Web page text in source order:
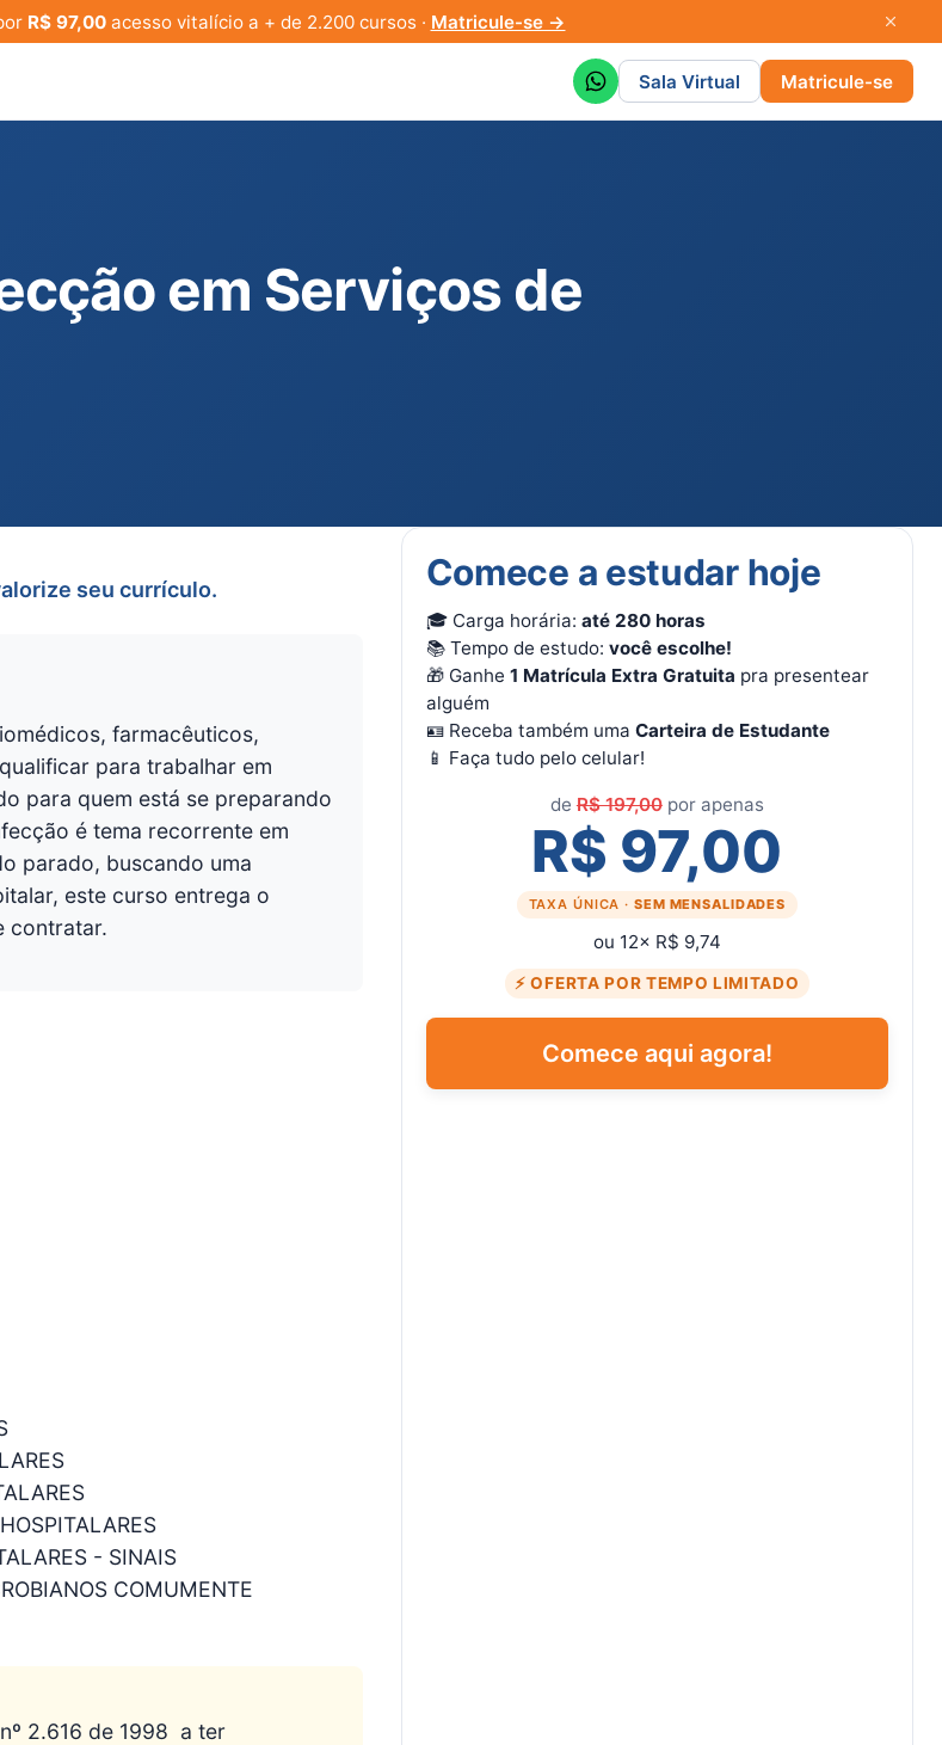
R$ 97,00acesso vitalício a + de 2.200 cursos · Matricule-se →
Sala Virtual Matricule-se
em Serviços de
seu currículo.
farmacêuticos,
para trabalhar em
para quem está se preparando
é tema recorrente em
parado, buscando uma
este curso entrega o
contratar.
- SINAIS
COMUMENTE
2.616 de 1998  a ter
Comece a estudar hoje
🎓 Carga horária: até 280 horas
📚 Tempo de estudo: você escolhe!
🎁 Ganhe 1 Matrícula Extra Gratuita pra presentear
alguém
🪪 Receba também uma Carteira de Estudante
📱 Faça tudo pelo celular!
deR$ 197,00por apenas
R$ 97,00
TAXA ÚNICA · SEM MENSALIDADES
ou 12× R$ 9,74
⚡ OFERTA POR TEMPO LIMITADO
Comece aqui agora!